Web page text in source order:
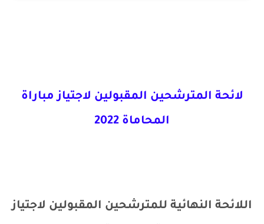
لائحة المترشحين المقبولين لاجتياز مباراة
المحاماة 2022
اللائحة النهائية للمترشحين المقبولين لاجتياز